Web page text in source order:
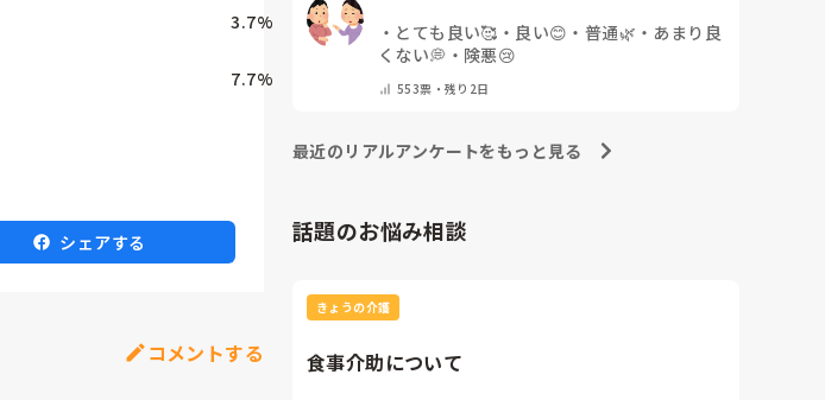
3.7%
7.7%
シェアする
コメントする
・ とても良い🥰 ・ 良い😊 ・ 普通🌿 ・ あまり良
くない💭 ・ 険悪😢
553票・残り2日
最近のリアルアンケートをもっと見る
話題のお悩み相談
きょうの介護
食事介助について